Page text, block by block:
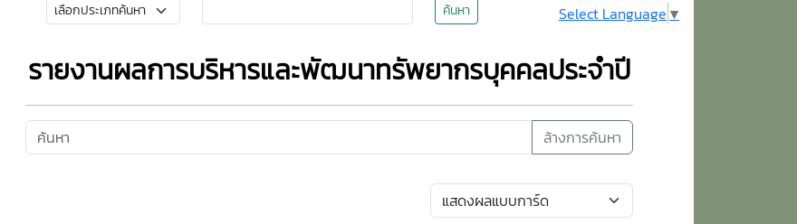
ค้นหา Select Language ▼
รายงานผลการบริหารและพัฒนาทรัพยากรบุคคลประจำปี
ล้างการค้นหา